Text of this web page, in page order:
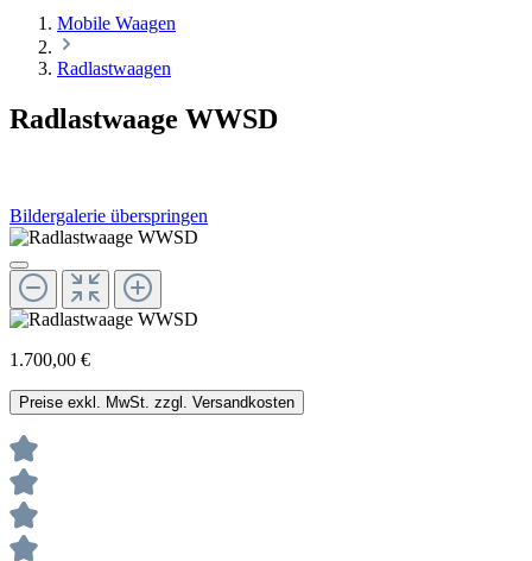
Mobile Waagen
Radlastwaagen
Radlastwaage WWSD
Bildergalerie überspringen
1.700,00 €
Preise exkl. MwSt. zzgl. Versandkosten